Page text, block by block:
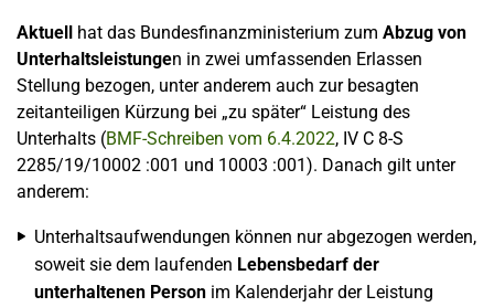
Aktuell hat das Bundesfinanzministerium zum Abzug von
Unterhaltsleistungen in zwei umfassenden Erlassen
Stellung bezogen, unter anderem auch zur besagten
zeitanteiligen Kürzung bei „zu später“ Leistung des
Unterhalts (BMF-Schreiben vom 6.4.2022, IV C 8-S
2285/19/10002 :001 und 10003 :001). Danach gilt unter
anderem:
Unterhaltsaufwendungen können nur abgezogen werden,
soweit sie dem laufenden Lebensbedarf der
unterhaltenen Person im Kalenderjahr der Leistung